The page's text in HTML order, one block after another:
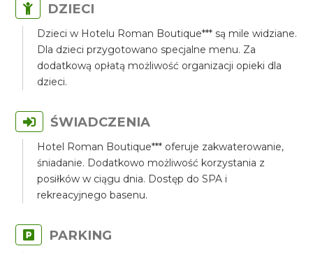
DZIECI
Dzieci w Hotelu Roman Boutique*** są mile widziane.
Dla dzieci przygotowano specjalne menu. Za
dodatkową opłatą możliwość organizacji opieki dla
dzieci.
ŚWIADCZENIA
Hotel Roman Boutique*** oferuje zakwaterowanie,
śniadanie. Dodatkowo możliwość korzystania z
posiłków w ciągu dnia. Dostęp do SPA i
rekreacyjnego basenu.
PARKING